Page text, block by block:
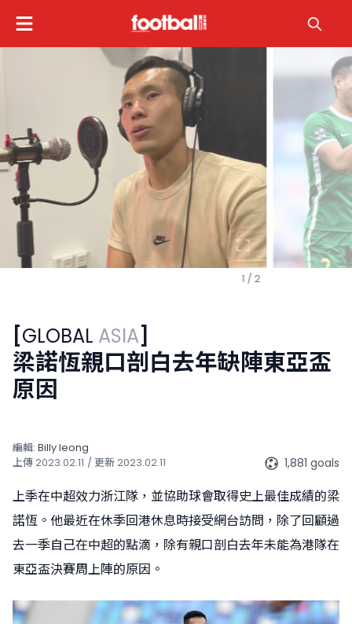
GLOBAL ASIA
梁諾恆親口剖白去年缺陣東亞盃
原因
編輯: Billy Ieong
上傳2023.02.11 / 更新2023.02.11 1,881 goals
上季在中超效力浙江隊，並協助球會取得史上最佳成績的梁
諾恆。他最近在休季回港休息時接受網台訪問，除了回顧過
去一季自己在中超的點滴，除有親口剖白去年未能為港隊在
東亞盃決賽周上陣的原因。